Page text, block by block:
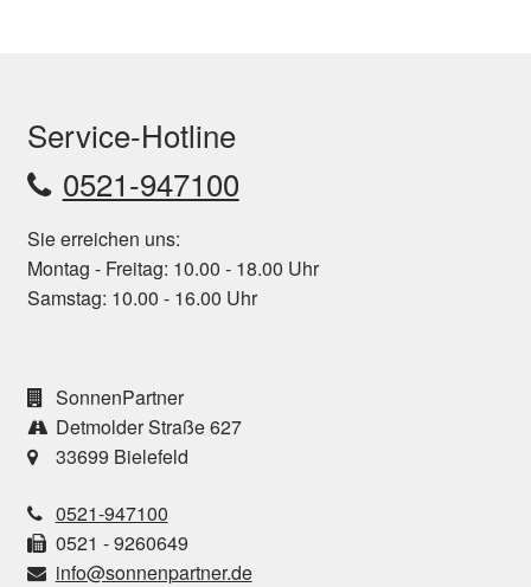
Service-Hotline
0521-947100
Sie erreichen uns:
Montag - Freitag: 10.00 - 18.00 Uhr
Samstag: 10.00 - 16.00 Uhr
SonnenPartner
Detmolder Straße 627
33699 Bielefeld
0521-947100
0521 - 9260649
info@sonnenpartner.de